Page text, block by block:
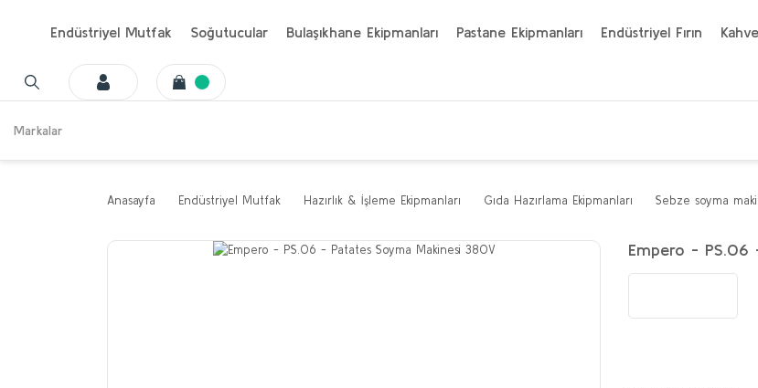
Endüstriyel Mutfak Soğutucular Bulaşıkhane Ekipmanları Pastane Ekipmanları Endüstriyel Fırın
Markalar
Anasayfa Endüstriyel Mutfak Hazırlık & İşleme Ekipmanları Gıda Hazırlama Ekipmanları Sebze soyma
Empero - PS.06